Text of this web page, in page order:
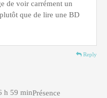
de voir carrément un
que de lire une BD
Reply
Présence
h 59 min